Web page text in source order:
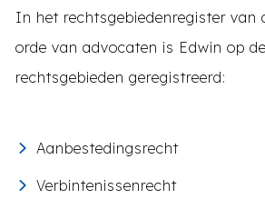
In het rechtsgebiedenregister van
orde van advocaten is Edwin op
rechtsgebieden geregistreerd:
Aanbestedingsrecht
Verbintenissenrecht